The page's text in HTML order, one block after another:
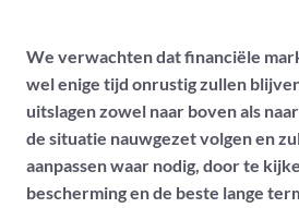
We verwachten dat financiële
wel enige tijd onrustig zullen
uitslagen zowel naar boven als
de situatie nauwgezet volgen en
aanpassen waar nodig, door te
bescherming en de beste lange